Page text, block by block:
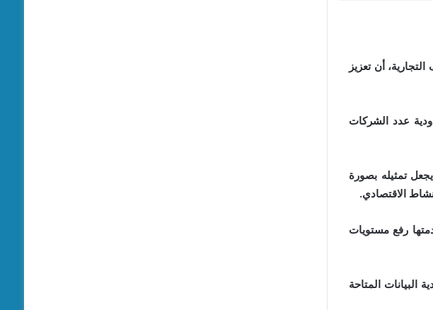
أن تعزيز
عدد الشركات
تمثيله بصورة
الاقتصادي.
رفع مستويات
المتاحة